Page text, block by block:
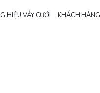
HIỆU VÁY CƯỚI KHÁCH HÀNG